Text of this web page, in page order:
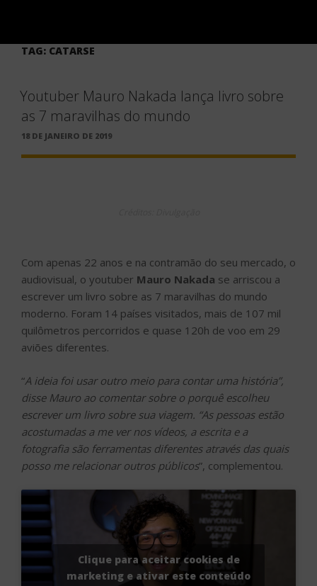
TAG: CATARSE
Youtuber Mauro Nakada lança livro sobre
as 7 maravilhas do mundo
PUBLICADO
18 DE JANEIRO DE 2019
Com apenas 22 anos e na contramão do seu mercado, o
audiovisual, o youtuber Mauro Nakada se arriscou a
escrever um livro sobre as 7 maravilhas do mundo
moderno. Foram 14 países visitados, mais de 107 mil
quilômetros percorridos e quase 120h de voo em 29
aviões diferentes.
“A ideia foi usar outro meio para contar uma história”,
disse Mauro ao comentar sobre o porquê escolheu
escrever um livro sobre sua viagem. “As pessoas estão
acostumadas a me ver nos vídeos, a escrita e a
fotografia são ferramentas diferentes através das quais
posso me relacionar outros públicos”, complementou.
Clique para aceitar cookies de
marketing e ativar este conteúdo